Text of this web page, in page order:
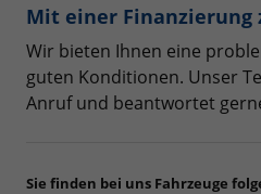
Mit einer Finanzierung
Wir bieten Ihnen eine
guten Konditionen. Unser
Anruf und beantwortet
Sie finden bei uns Fahrzeuge